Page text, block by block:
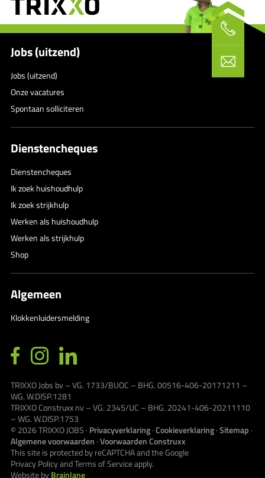
Jobs (uitzend)
Jobs (uitzend)
Onze vacatures
Spontaan solliciteren
Dienstencheques
Dienstencheques
Ik zoek huishoudhulp
Ik zoek strijkhulp
Werken als huishoudhulp
Werken als strijkhulp
Shop
Algemeen
Klokkenluidersmelding
TRIXXO Jobs bv – VG. 1733/BUOC – BHG. 00516-406-20171211 –
WG. W.DISP.1281
TRIXXO Construxx nv – VG. 2345/UC – BHG. 20241-406-20211110
– WG. W.DISP.1753
© 2026TRIXXO JOBS · Privacyverklaring·Cookieverklaring·Sitemap ·
Algemene voorwaarden ·Voorwaarden Construxx
This site is protected by reCAPTCHA and the Google
Privacy PolicyandTerms of Serviceapply.
Website byBrainlane